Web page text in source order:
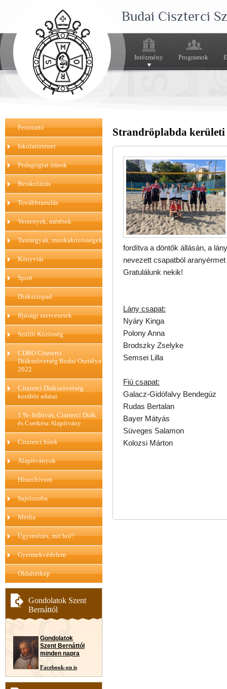
Budai Ciszterci
Intézmény Programok
Fenntartó
Iskolatörténet
Pedagógiai írások
Beiskolázás
Továbbtanulás
Versenyek, mérések
Tantárgyak, munkaközösségek
Könyvtár
Sport
Diákszínpad
Ifjúsági szervezetek
Szülői Közösség
CDBO Ciszterci
Diákszövetség Budai Osztálya
2022
Ciszterci Diákszövetség
korábbi adatai
1 %- felhívás, Ciszterci Diák
és Cserkész Alapítvány
Ciszterci hírek
Alapítványok
Hírarchívum
Sajtószoba
Média
Ügyintézés, mit hol?
Gyermekvédelem
Oldaltérkép
Gondolatok Szent
Bernáttól
Gondolatok
Szent Bernáttól
minden napra
Facebook-on is
Strandröplabda kerületi
fordítva a döntők állásán, a
nevezett csapatból
Gratulálunk nekik!
Lány csapat:
Nyáry Kinga
Polony Anna
Brodszky Zselyke
Semsei Lilla
Fiú csapat:
Galacz-Gidófalvy Bendegúz
Rudas Bertalan
Bayer Mátyás
Süveges Salamon
Kolozsi Márton